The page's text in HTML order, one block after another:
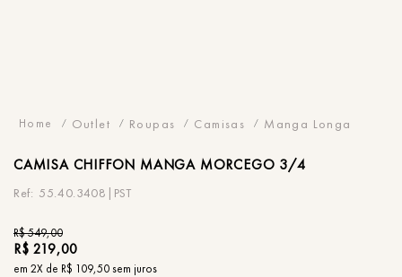
Outlet Roupas Camisas Manga Longa
CAMISA CHIFFON MANGA MORCEGO 3/4
55.40.3408|PST
R$549,00
R$ 219,00
em 2X de R$ 109,50sem juros